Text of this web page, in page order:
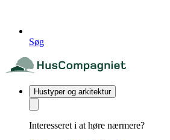
Søg
Hustyper og arkitektur
Interesseret i at høre nærmere?